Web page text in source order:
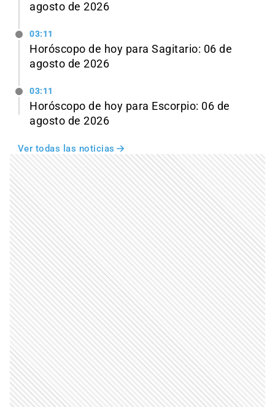
agosto de 2026
03:11
Horóscopo de hoy para Sagitario: 06 de
agosto de 2026
03:11
Horóscopo de hoy para Escorpio: 06 de
agosto de 2026
Ver todas las noticias